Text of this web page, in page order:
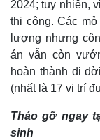
2024; tuy nhiên,
thi công. Các
lượng nhưng
án vẫn còn
hoàn thành di
(nhất là 17 vị trí
Tháo gỡ ngay
sinh